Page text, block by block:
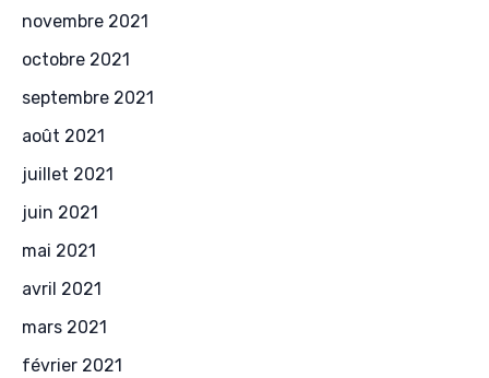
novembre 2021
octobre 2021
septembre 2021
août 2021
juillet 2021
juin 2021
mai 2021
avril 2021
mars 2021
février 2021